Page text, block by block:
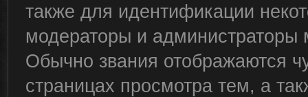
также для идентификации
модераторы и администраторы
Обычно звания отображаются
страницах просмотра тем, а